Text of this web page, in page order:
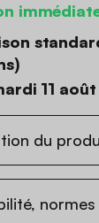
)
11 août
du